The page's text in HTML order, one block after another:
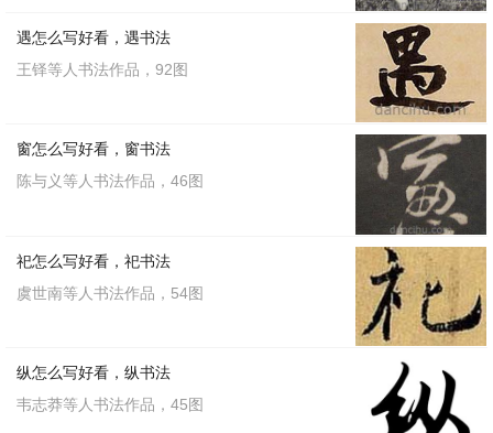
遇怎么写好看，遇书法
王铎等人书法作品，92图
窗怎么写好看，窗书法
陈与义等人书法作品，46图
祀怎么写好看，祀书法
虞世南等人书法作品，54图
纵怎么写好看，纵书法
韦志莽等人书法作品，45图